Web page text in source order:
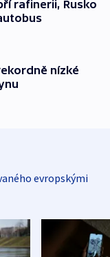
rafinerii, Rusko
nízké
evropskými